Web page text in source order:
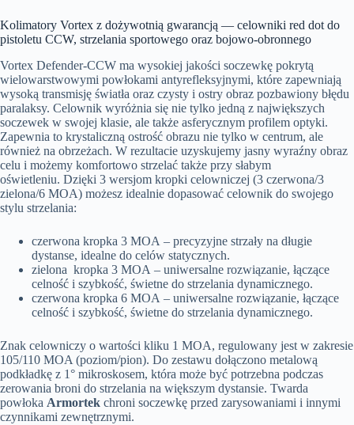
Kolimatory Vortex z dożywotnią gwarancją — celowniki red dot do
pistoletu CCW, strzelania sportowego oraz bojowo-obronnego
Vortex Defender-CCW ma wysokiej jakości soczewkę pokrytą
wielowarstwowymi powłokami antyrefleksyjnymi, które zapewniają
wysoką transmisję światła oraz czysty i ostry obraz pozbawiony błędu
paralaksy. Celownik wyróżnia się nie tylko jedną z największych
soczewek w swojej klasie, ale także asferycznym profilem optyki.
Zapewnia to krystaliczną ostrość obrazu nie tylko w centrum, ale
również na obrzeżach. W rezultacie uzyskujemy jasny wyraźny obraz
celu i możemy komfortowo strzelać także przy słabym
oświetleniu. Dzięki 3 wersjom kropki celowniczej (3 czerwona/3
zielona/6 MOA) możesz idealnie dopasować celownik do swojego
stylu strzelania:
czerwona kropka 3 MOA – precyzyjne strzały na długie
dystanse, idealne do celów statycznych.
zielona kropka 3 MOA – uniwersalne rozwiązanie, łączące
celność i szybkość, świetne do strzelania dynamicznego.
czerwona kropka 6 MOA – uniwersalne rozwiązanie, łączące
celność i szybkość, świetne do strzelania dynamicznego.
Znak celowniczy o wartości kliku 1 MOA, regulowany jest w zakresie
105/110 MOA (poziom/pion). Do zestawu dołączono metalową
podkładkę z 1° mikroskosem, która może być potrzebna podczas
zerowania broni do strzelania na większym dystansie. Twarda
powłoka Armortek chroni soczewkę przed zarysowaniami i innymi
czynnikami zewnętrznymi.